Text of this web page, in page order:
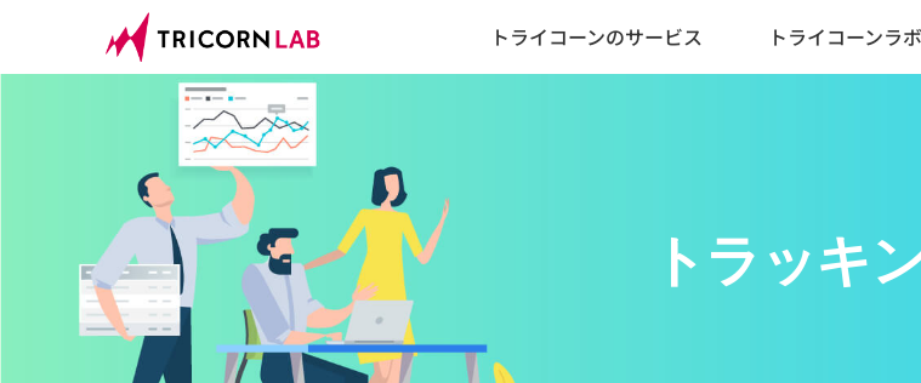
トライコーンのサービス トライコーンラ
トラッキ